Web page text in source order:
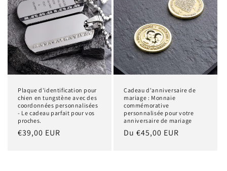
Plaque d'identification pour
chien en tungstène avec des
coordonnées personnalisées
- Le cadeau parfait pour vos
proches.
Prix
€39,00 EUR
Cadeau d'anniversaire de
mariage : Monnaie
commémorative
personnalisée pour votre
anniversaire de mariage
Prix
Du €45,00 EUR